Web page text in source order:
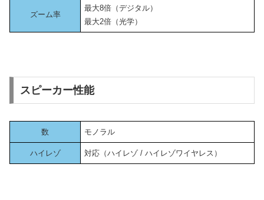
ズーム率
最大8倍（デジタル）
最大2倍（光学）
スピーカー性能
数 モノラル
ハイレゾ 対応（ハイレゾ / ハイレゾワイヤレス）